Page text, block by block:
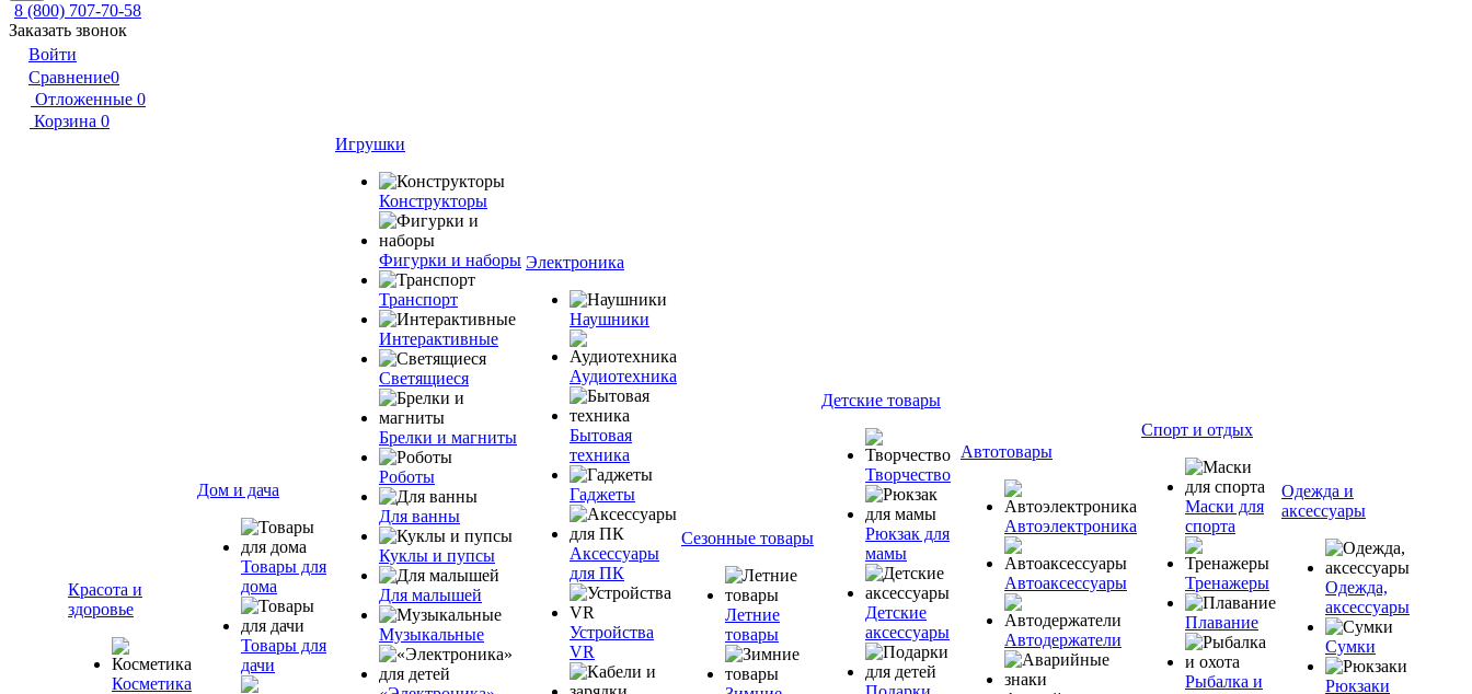
8 (800) 707-70-58
Заказать звонок
Войти
Сравнение0
Отложенные 0
Корзина 0
Красота и
здоровье
Косметика
Дом и дача
Товары для
дома
Товары для
дачи
Игрушки
Конструкторы
Фигурки и наборы
Транспорт
Интерактивные
Светящиеся
Брелки и магниты
Роботы
Для ванны
Куклы и пупсы
Для малышей
Музыкальные
Электроника
Наушники
Аудиотехника
Бытовая
техника
Гаджеты
Аксессуары
для ПК
Устройства
VR
Сезонные товары
Летние
товары
Детские товары
Творчество
Рюкзак для
мамы
Детские
аксессуары
Автотовары
Автоэлектроника
Автоаксессуары
Автодержатели
Спорт и отдых
Маски для
спорта
Тренажеры
Плавание
Рыбалка и
Одежда и
аксессуары
Одежда,
аксессуары
Сумки
Рюкзаки